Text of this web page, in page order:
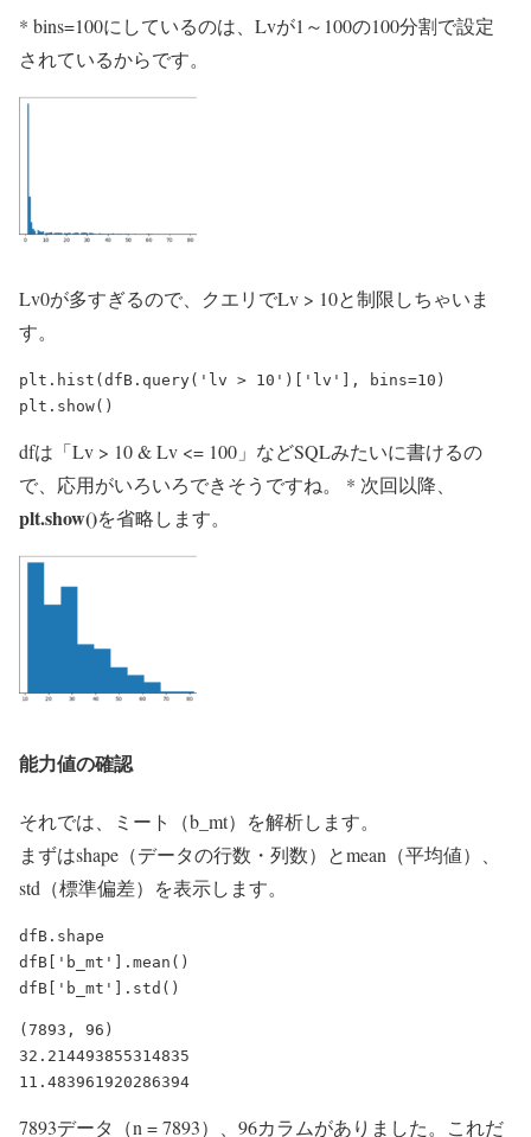
* bins=100にしているのは、Lvが1～100の100分割で設定
されているからです。
Lv0が多すぎるので、クエリでLv > 10と制限しちゃいま
す。
plt.hist(dfB.query('lv > 10')['lv'], bins=10)
dfは「Lv > 10 & Lv <= 100」などSQLみたいに書けるの
で、応用がいろいろできそうですね。 * 次回以降、
plt.show()を省略します。
能力値の確認
それでは、ミート（b_mt）を解析します。
まずはshape（データの行数・列数）とmean（平均値）、
std（標準偏差）を表示します。
dfB.shape
dfB['b_mt'].mean()
(7893, 96)
32.214493855314835
7893データ（n = 7893）、96カラムがありました。これだ